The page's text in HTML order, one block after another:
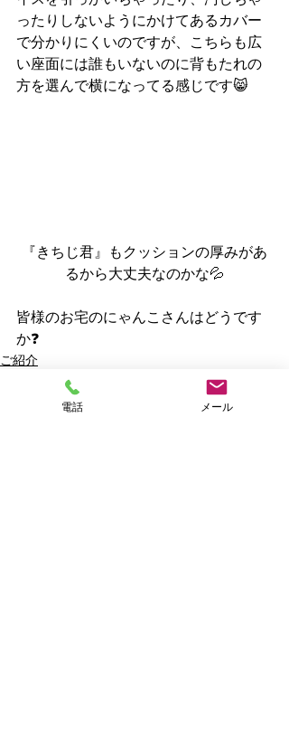
ったりしないようにかけてあるカバー
で分かりにくいのですが、こちらも広
い座面には誰もいないのに背もたれの
方を選んで横になってる感じです😸
『きちじ君』もクッションの厚みがあ
るから大丈夫なのかな💦
皆様のお宅のにゃんこさんはどうです
か❓
ご紹介
電話 メール